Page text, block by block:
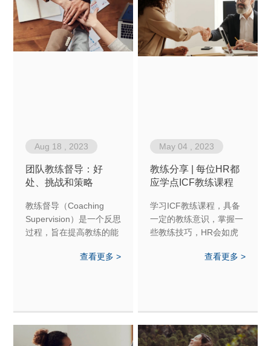
Aug 18 , 2023
团队教练督导：好
处、挑战和策略
教练督导（Coaching
Supervision）是一个反思
过程，旨在提高教练的能
督导具有三个主要功能
查看更多 >
May 04 , 2023
教练分享 | ​每位HR都
应学点ICF教练课程
学习ICF教练课程，具备
一定的教练意识，掌握一
些教练技巧，HR会如虎
部门转变为组织成长的重
查看更多 >